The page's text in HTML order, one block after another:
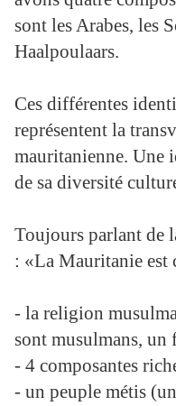
sont les Arabes, les
Haalpoulaars.
Ces différentes
représentent la
mauritanienne. Une
de sa diversité
Toujours parlant de
: «La Mauritanie est
- la religion
sont musulmans, un
- 4 composantes
- un peuple métis